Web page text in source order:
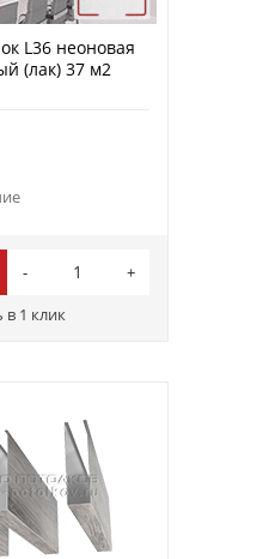
L36 неоновая
(лак) 37 м2
в 1 клик